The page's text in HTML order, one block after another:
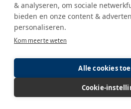
& analyseren, om sociale
bieden en onze content &
personaliseren.
Kom meer te weten
Alle cookies
Cookie-
Copyright © SBA Web 2026